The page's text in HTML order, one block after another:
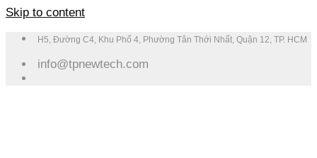
Skip to content
H5, Đường C4, Khu Phố 4, Phường Tân Thới Nhất, Quận 12, TP. HCM
info@tpnewtech.com